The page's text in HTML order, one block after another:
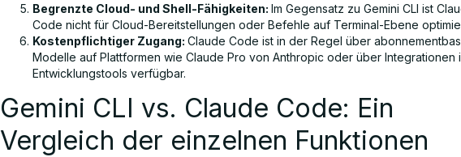
Begrenzte Cloud- und Shell-Fähigkeiten: Im Gegensatz zu Gemini CLI ist
Code nicht für Cloud-Bereitstellungen oder Befehle auf Terminal-Ebene
Kostenpflichtiger Zugang: Claude Code ist in der Regel über
Modelle auf Plattformen wie Claude Pro von Anthropic oder über Integrationen
Entwicklungstools verfügbar.
Gemini CLI vs. Claude Code: Ein
Vergleich der einzelnen Funktionen